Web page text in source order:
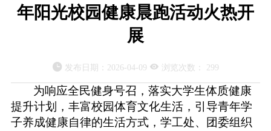
年阳光校园健康晨跑活动火热开
展
 发布日期： 2026-04-09  浏览次数： 299
为响应全民健身号召，落实大学生体质健康
提升计划，丰富校园体育文化生活，引导青年学
子养成健康自律的生活方式，学工处、团委组织